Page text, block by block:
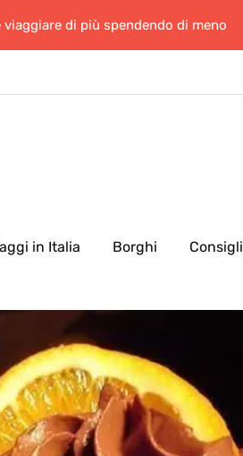
viaggiare di più spendendo di meno
in Italia Borghi Consigli